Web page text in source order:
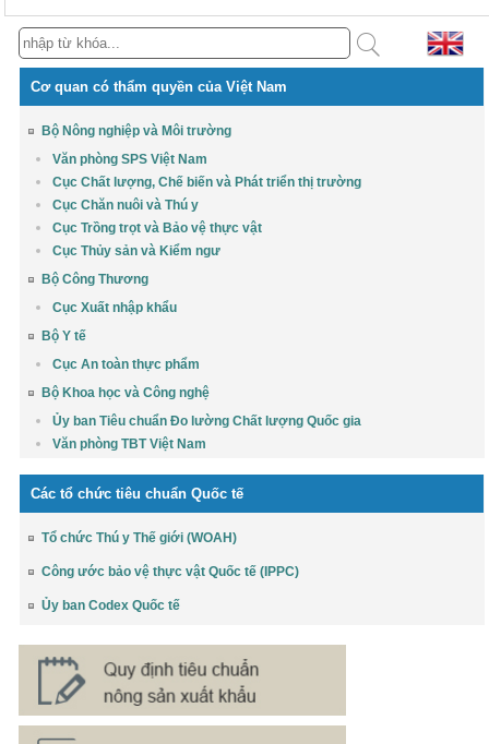
Cơ quan có thẩm quyền của Việt Nam
Bộ Nông nghiệp và Môi trường
Văn phòng SPS Việt Nam
Cục Chất lượng, Chế biến và Phát triển thị trường
Cục Chăn nuôi và Thú y
Cục Trồng trọt và Bảo vệ thực vật
Cục Thủy sản và Kiểm ngư
Bộ Công Thương
Cục Xuất nhập khẩu
Bộ Y tế
Cục An toàn thực phẩm
Bộ Khoa học và Công nghệ
Ủy ban Tiêu chuẩn Đo lường Chất lượng Quốc gia
Văn phòng TBT Việt Nam
Các tổ chức tiêu chuẩn Quốc tế
Tổ chức Thú y Thế giới (WOAH)
Công ước bảo vệ thực vật Quốc tế (IPPC)
Ủy ban Codex Quốc tế